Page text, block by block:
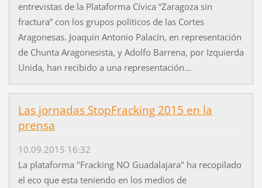
entrevistas de la Plataforma Cívica “Zaragoza sin
fractura” con los grupos políticos de las Cortes
Aragonesas. Joaquín Antonio Palacín, en representación
de Chunta Aragonesista, y Adolfo Barrena, por Izquierda
Unida, han recibido a una representación...
Las jornadas StopFracking 2015 en la
prensa
10.09.2015 16:32
La plataforma "Fracking NO Guadalajara" ha recopilado
el eco que esta teniendo en los medios de